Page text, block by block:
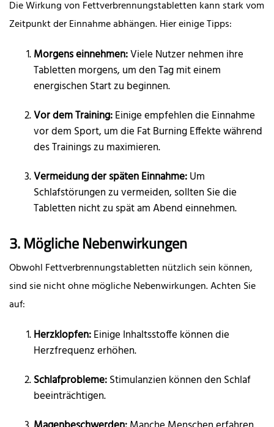
Die Wirkung von Fettverbrennungstabletten kann stark vom
Zeitpunkt der Einnahme abhängen. Hier einige Tipps:
Morgens einnehmen:Viele Nutzer nehmen ihre
Tabletten morgens, um den Tag mit einem
energischen Start zu beginnen.
Vor dem Training:Einige empfehlen die Einnahme
vor dem Sport, um die Fat Burning Effekte während
des Trainings zu maximieren.
Vermeidung der späten Einnahme:Um
Schlafstörungen zu vermeiden, sollten Sie die
Tabletten nicht zu spät am Abend einnehmen.
3. Mögliche Nebenwirkungen
Obwohl Fettverbrennungstabletten nützlich sein können,
sind sie nicht ohne mögliche Nebenwirkungen. Achten Sie
auf:
Herzklopfen:Einige Inhaltsstoffe können die
Herzfrequenz erhöhen.
Schlafprobleme:Stimulanzien können den Schlaf
beeinträchtigen.